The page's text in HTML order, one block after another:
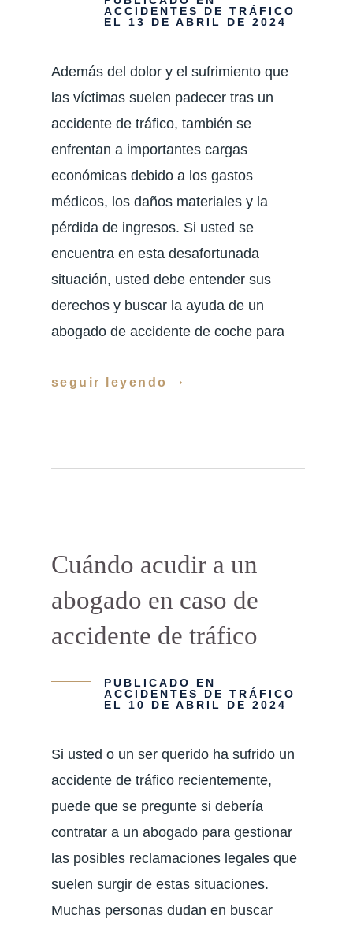
ACCIDENTES DE TRÁFICO
EL 13 DE ABRIL DE 2024
Además del dolor y el sufrimiento que
las víctimas suelen padecer tras un
accidente de tráfico, también se
enfrentan a importantes cargas
económicas debido a los gastos
médicos, los daños materiales y la
pérdida de ingresos. Si usted se
encuentra en esta desafortunada
situación, usted debe entender sus
derechos y buscar la ayuda de un
abogado de accidente de coche para
seguir leyendo
Cuándo acudir a un
abogado en caso de
accidente de tráfico
PUBLICADO EN
ACCIDENTES DE TRÁFICO
EL 10 DE ABRIL DE 2024
Si usted o un ser querido ha sufrido un
accidente de tráfico recientemente,
puede que se pregunte si debería
contratar a un abogado para gestionar
las posibles reclamaciones legales que
suelen surgir de estas situaciones.
Muchas personas dudan en buscar